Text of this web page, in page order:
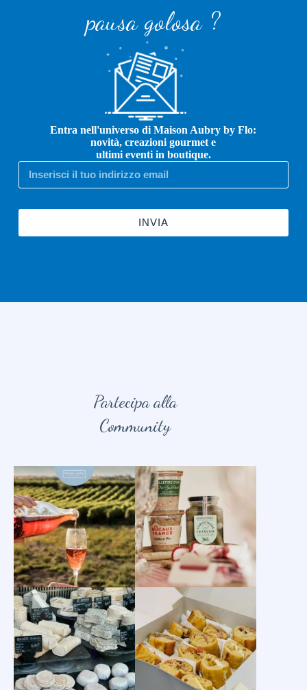
pausa golosa ?
Entra nell'universo di Maison Aubry by Flo:
novità, creazioni gourmet e
ultimi eventi in boutique.
INVIA
Partecipa alla
Community